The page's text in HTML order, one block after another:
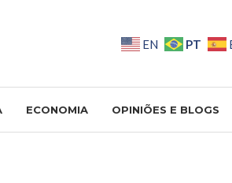
EN PT
ECONOMIA OPINIÕES E BLOGS